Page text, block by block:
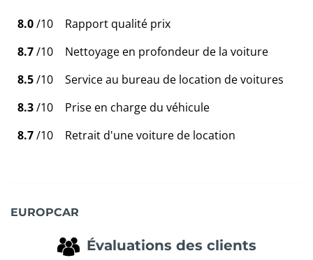
8.0/10
Rapport qualité prix
8.7/10
Nettoyage en profondeur de la voiture
8.5/10
Service au bureau de location de voitures
8.3/10
Prise en charge du véhicule
8.7/10 Retrait d'une voiture de location
EUROPCAR
Évaluations des clients